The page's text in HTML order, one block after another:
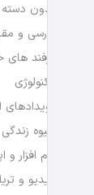
بدون
بررسی و
ترفند
تکنولوژی
شیوه زندگی
نرم افزار
ویدیو و